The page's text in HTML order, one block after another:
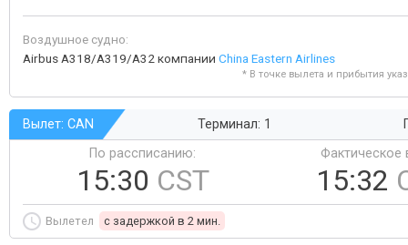
Воздушное судно:
Airbus A318/A319/A32 компании China Eastern Airlines
* В точке вылета и прибытия
Вылет: CAN Терминал: 1
По рассписанию:
15:30 CST
Фактическое
15:32
Вылетел c задержкой в 2 мин.